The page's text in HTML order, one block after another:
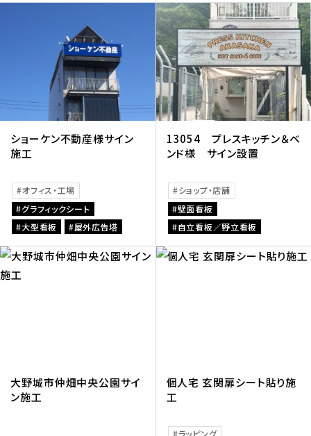
ショーケン不動産様サイン
施工
オフィス・工場
グラフィックシート
大型看板
屋外広告塔
13054 プレスキッチン＆ベ
ンド様 サイン設置
ショップ・店舗
壁面看板
自立看板／野立看板
大野城市仲畑中央公園サイ
ン施工
個人宅 玄関扉シート貼り施
工